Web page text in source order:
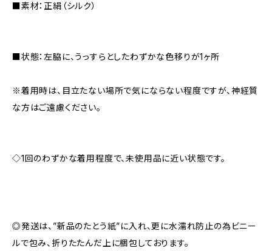
■素材：正絹（シルク）
■状態：左脇に、うっすらとしたわずかな色移りが1ヶ所
※着用時は、目立たない場所で気にならない程度ですが、神経質
な方はご遠慮ください。
◇1回のわずかな着用程度で、未使用品に近い状態です。
◎発送は、”新品のたとう紙”に入れ、更に水濡れ防止の為ビニー
ルで包み、折りたたんだ上に梱包しております。